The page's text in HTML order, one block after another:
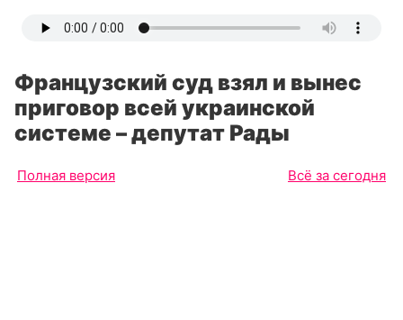
Французский суд взял и вынес
приговор всей украинской
системе – депутат Рады
Полная версия Всё за сегодня